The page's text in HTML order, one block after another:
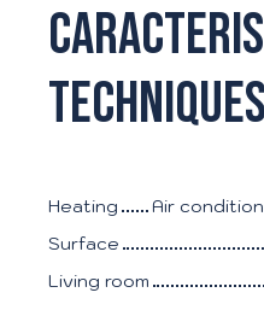
techniques
Heating
Air
Surface
Living room